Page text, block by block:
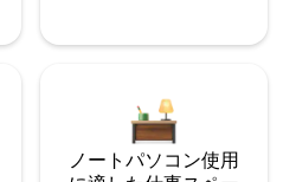
ノートパソコン使用